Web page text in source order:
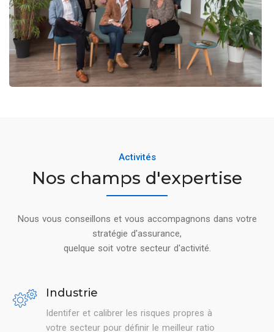
Activités
Nos champs d'expertise
Nous vous conseillons et vous accompagnons dans votre
stratégie d'assurance,
quelque soit votre secteur d'activité.
Industrie
Identifer et calibrer les risques propres à
votre secteur pour définir le meilleur ratio